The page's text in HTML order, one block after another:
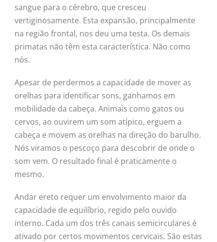
sangue para o cérebro, que cresceu
vertiginosamente. Esta expansão, principalmente
na região frontal, nos deu uma testa. Os demais
primatas não têm esta característica. Não como
nós.
Apesar de perdermos a capacidade de mover as
orelhas para identificar sons, ganhamos em
mobilidade da cabeça. Animais como gatos ou
cervos, ao ouvirem um som atípico, erguem a
cabeça e movem as orelhas na direção do barulho.
Nós viramos o pescoço para descobrir de onde o
som vem. O resultado final é praticamente o
mesmo.
Andar ereto requer um envolvimento maior da
capacidade de equilíbrio, regido pelo ouvido
interno. Cada um dos três canais semicirculares é
ativado por certos movimentos cervicais. São estas